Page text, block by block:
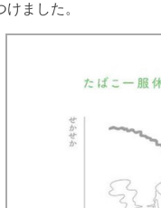
ました。